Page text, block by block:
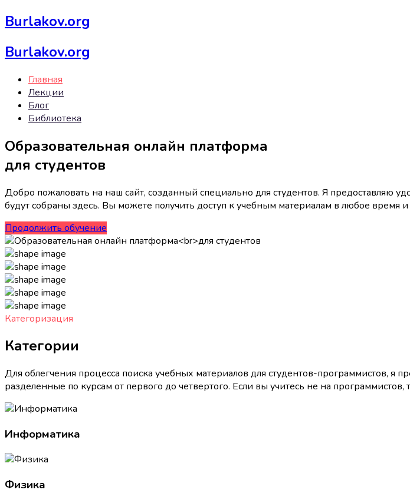
Burlakov.org
Burlakov.org
Главная
Лекции
Блог
Библиотека
Образовательная онлайн платформа
для студентов
Добро пожаловать на наш сайт, созданный специально для студентов. Я предоставляю
будут собраны здесь. Вы можете получить доступ к учебным материалам в любое время
Продолжить обучение
Категоризация
Категории
Для облегчения процесса поиска учебных материалов для студентов-программистов,
разделенные по курсам от первого до четвертого. Если вы учитесь не на
Информатика
Физика